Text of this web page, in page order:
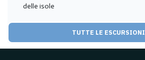
delle isole
TUTTE LE ESCURSIONI